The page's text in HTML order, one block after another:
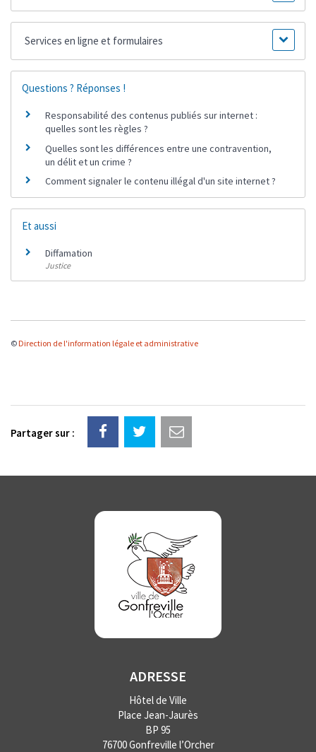
Services en ligne et formulaires
Questions ? Réponses !
Responsabilité des contenus publiés sur internet :
quelles sont les règles ?
Quelles sont les différences entre une contravention,
un délit et un crime ?
Comment signaler le contenu illégal d'un site internet ?
Et aussi
Diffamation
Justice
© Direction de l'information légale et administrative
Partager sur :
ADRESSE
Hôtel de Ville
Place Jean-Jaurès
BP 95
76700 Gonfreville l’Orcher